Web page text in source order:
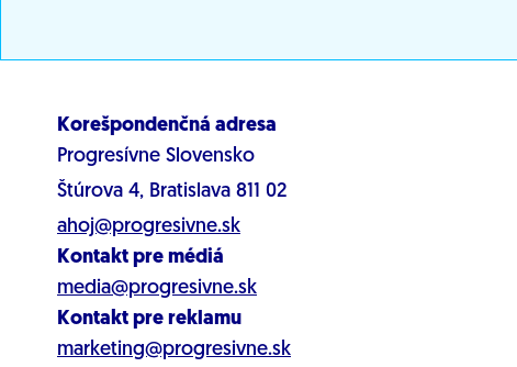
Korešpondenčná adresa
Progresívne Slovensko
Štúrova 4, Bratislava 811 02
ahoj@progresivne.sk
Kontakt pre médiá
media@progresivne.sk
Kontakt pre reklamu
marketing@progresivne.sk